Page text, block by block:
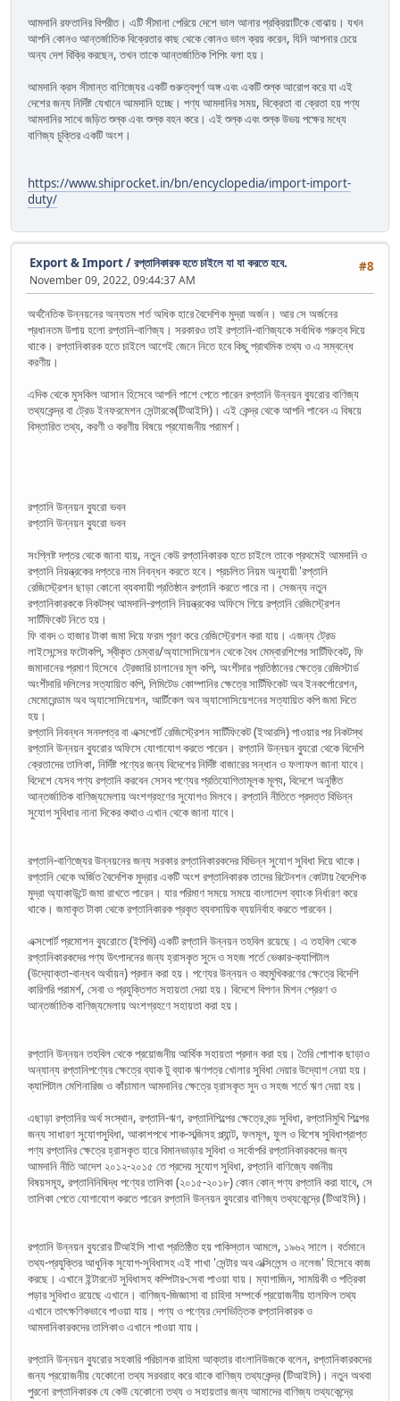
আমদানি রফতানির বিপরীত। এটি সীমানা পেরিয়ে দেশে ভাল আনার প্রক্রিয়াটিকে বোঝায়। যখন
আপনি কোনও আন্তর্জাতিক বিক্রেতার কাছ থেকে কোনও ভাল ক্রয় করেন, যিনি আপনার চেয়ে
অন্য দেশ বিক্রি করছেন, তখন তাকে আন্তর্জাতিক শিপিং বলা হয়।
আমদানি ক্রস সীমান্ত বাণিজ্যের একটি গুরুত্বপূর্ণ অঙ্গ এবং একটি শুল্ক আরোপ করে যা এই
দেশের জন্য নির্দিষ্ট যেখানে আমদানি হচ্ছে। পণ্য আমদানির সময়, বিক্রেতা বা ক্রেতা হয় পণ্য
আমদানির সাথে জড়িত শুল্ক এবং শুল্ক বহন করে। এই শুল্ক এবং শুল্ক উভয় পক্ষের মধ্যে
বাণিজ্য চুক্তির একটি অংশ।
https://www.shiprocket.in/bn/encyclopedia/import-import-
duty/
#8
Export & Import/রপ্তানিকারক হতে চাইলে যা যা করতে হবে.
November 09, 2022, 09:44:37 AM
অর্থনৈতিক উন্নয়নের অন্যতম শর্ত অধিক হারে বৈদেশিক মুদ্রা অর্জন। আর সে অর্জনের
প্রধানতম উপায় হলো রপ্তানি-বাণিজ্য। সরকারও তাই রপ্তানি-বাণিজ্যকে সর্বাধিক গরুত্ব দিয়ে
থাকে। রপ্তানিকারক হতে চাইলে আগেই জেনে নিতে হবে কিছু প্রাথমিক তথ্য ও এ সম্বন্ধে
করণীয়।
এদিক থেকে মুসকিল আসান হিসেবে আপনি পাশে পেতে পারেন রপ্তানি উন্নয়ন ব্যুরোর বাণিজ্য
তথ্যকেন্দ্র বা ট্রেড ইনফরমেশন সেন্টারকে(টিআইসি)। এই কেন্দ্র থেকে আপনি পাবেন এ বিষয়ে
বিস্তারিত তথ্য, করণী ও করণীয় বিষয়ে প্রযোজনীয় পরামর্শ।
রপ্তানি উন্নয়ন ব্যুরো ভবন
রপ্তানি উন্নয়ন ব্যুরো ভবন
সংশ্লিষ্ট দপ্তর থেকে জানা যায়, নতুন কেউ রপ্তানিকারক হতে চাইলে তাকে প্রথমেই আমদানি ও
রপ্তানি নিয়ন্ত্রকের দপ্তরে নাম নিবন্ধন করতে হবে। প্রচলিত নিয়ম অনুযায়ী 'রপ্তানি
রেজিস্ট্রেশন ছাড়া কোনো ব্যবসায়ী প্রতিষ্ঠান রপ্তানি করতে পারে না। সেজন্য নতুন
রপ্তানিকারককে নিকটস্থ আমদানি-রপ্তানি নিয়ন্ত্রকের অফিসে গিয়ে রপ্তানি রেজিস্ট্রেশন
সার্টিফিকেট নিতে হয়।
ফি বাবদ ৩ হাজার টাকা জমা দিয়ে ফরম পূরণ করে রেজিস্ট্রেশন করা যায়। এজন্য ট্রেড
লাইসেন্সের ফটোকপি, স্বীকৃত চেম্বার/অ্যাসোসিয়েশন থেকে বৈধ মেম্বারশিপের সার্টিফিকেট, ফি
জমাদানের প্রমাণ হিসেবে ট্রেজারি চালানের মূল কপি, অংশীদার প্রতিষ্ঠানের ক্ষেত্রে রেজিস্টার্ড
অংশীদারি দলিলের সত্যায়িত কপি, লিমিটেড কোম্পানির ক্ষেত্রে সার্টিফিকেট অব ইনকর্পোরেশন,
মেমোরেন্ডাম অব অ্যাসোসিয়েশন, আর্টিকেল অব অ্যাসোসিয়েশনের সত্যায়িত কপি জমা দিতে
হয়।
রপ্তানি নিবন্ধন সনদপত্র বা এক্সপোর্ট রেজিস্ট্রেশন সার্টিফিকেট (ইআরসি) পাওয়ার পর নিকটস্থ
রপ্তানি উন্নয়ন ব্যুরোর অফিসে যোগাযোগ করতে পারেন। রপ্তানি উন্নয়ন ব্যুরো থেকে বিদেশি
ক্রেতাদের তালিকা, নির্দিষ্ট পণ্যের জন্য বিদেশের নির্দিষ্ট বাজারের সন্ধান ও ফলাফল জানা যাবে।
বিদেশে যেসব পণ্য রপ্তানি করবেন সেসব পণ্যের প্রতিযোগিতামূলক মূল্য, বিদেশে অনুষ্ঠিত
আন্তর্জাতিক বাণিজ্যমেলায় অংশগ্রহণের সুযোগও মিলবে। রপ্তানি নীতিতে প্রদত্ত বিভিন্ন
সুযোগ সুবিধার নানা দিকের কথাও এখান থেকে জানা যাবে।
রপ্তানি-বাণিজ্যের উন্নয়নের জন্য সরকার রপ্তানিকারকদের বিভিন্ন সুযোগ সুবিধা দিয়ে থাকে।
রপ্তানি থেকে অর্জিত বৈদেশিক মুদ্রার একটি অংশ রপ্তানিকারক তাদের রিটেনশন কোটায় বৈদেশিক
মুদ্রা অ্যাকাউন্টে জমা রাখতে পারেন। যার পরিমাণ সময়ে সময়ে বাংলাদেশ ব্যাংক নির্ধারণ করে
থাকে। জমাকৃত টাকা থেকে রপ্তানিকারক প্রকৃত ব্যবসায়িক ব্যয়নির্বাহ করতে পারবেন।
এক্সপোর্ট প্রমোশন ব্যুরোতে (ইপিবি) একটি রপ্তানি উন্নয়ন তহবিল রয়েছে। এ তহবিল থেকে
রপ্তানিকারকদের পণ্য উৎপাদনের জন্য হ্রাসকৃত সুদে ও সহজ শর্তে ভেঞ্চার-ক্যাপিটাল
(উদ্যোক্তা-বান্ধব অর্থায়ন) প্রদান করা হয়। পণ্যের উন্নয়ন ও বহুমুখিকরণের ক্ষেত্রে বিদেশি
কারিগরি পরামর্শ, সেবা ও প্রযুক্তিগত সহায়তা দেয়া হয়। বিদেশে বিপণন মিশন প্রেরণ ও
আন্তর্জাতিক বাণিজ্যমেলায় অংশগ্রহণে সহায়তা করা হয়।
রপ্তানি উন্নয়ন তহবিল থেকে প্রয়োজনীয় আর্থিক সহায়তা প্রদান করা হয়। তৈরি পোশাক ছাড়াও
অন্যান্য রপ্তানিপণ্যের ক্ষেত্রে ব্যাক টু ব্যাক ঋণপত্র খোলার সুবিধা দেয়ার উদ্যোগ নেয়া হয়।
ক্যাপিটাল মেশিনারিজ ও কাঁচামাল আমদানির ক্ষেত্রে হ্রাসকৃত সুদ ও সহজ শর্তে ঋণ দেয়া হয়।
এছাড়া রপ্তানির অর্থ সংস্থান, রপ্তানি-ঋণ, রপ্তানিশিল্পের ক্ষেত্রে বন্ড সুবিধা, রপ্তানিমুখি শিল্পের
জন্য সাধারণ সুযোগসুবিধা, আকাশপথে শাক-সব্জিসহ প্ল্যান্ট, ফলমূল, ফুল ও বিশেষ সুবিধাপ্রাপ্ত
পণ্য রপ্তানির ক্ষেত্রে হ্রাসকৃত হারে বিমানভাড়ার সুবিধা ও সর্বোপরি রপ্তানিকারকদের জন্য
আমদানি নীতি আদেশ ২০১২-২০১৫ তে প্রদেয় সুযোগ সুবিধা, রপ্তানি বাণিজ্যে বর্জনীয়
বিষয়সমূহ, রপ্তানিনিষিদ্ধ পণ্যের তালিকা (২০১৫-২০১৮) কোন কোন্ পণ্য রপ্তানি করা যাবে, সে
তালিকা পেতে যোগাযোগ করতে পারেন রপ্তানি উন্নয়ন ব্যুরোর বাণিজ্য তথ্যকেন্দ্রে (টিআইসি)।
রপ্তানি উন্নয়ন ব্যুরোর টিআইসি শাখা প্রতিষ্ঠিত হয় পাকিস্তান আমলে, ১৯৬২ সালে। বর্তমানে
তথ্য-প্রযুক্তির আধুনিক সুযোগ-সুবিধাসহ এই শাখা 'সেন্টার অব এক্সিলেন্স ও নলেজ' হিসেবে কাজ
করছে। এখানে ইন্টারনেট সুবিধাসহ কম্পিটার-সেবা পাওয়া যায়। ম্যাগাজিন, সাময়িকী ও পত্রিকা
পড়ার সুবিধাও রয়েছে এখানে। বাণিজ্য-জিজ্ঞাসা বা চাহিদা সম্পর্কে প্রয়োজনীয় হালফিল তথ্য
এখানে তাৎক্ষণিকভাবে পাওয়া যায়। পণ্য ও পণ্যের দেশভিত্তিক রপ্তানিকারক ও
আমদানিকারকদের তালিকাও এখানে পাওয়া যায়।
রপ্তানি উন্নয়ন ব্যুরোর সহকারি পরিচালক রাহিমা আক্তার বাংলানিউজকে বলেন, রপ্তানিকারকদের
জন্য প্রয়োজনীয় যেকোনো তথ্য সরবরাহ করে থাকে বাণিজ্য তথ্যকেন্দ্র (টিআইসি)। নতুন অথবা
পুরনো রপ্তানিকারক যে কেউ যেকোনো তথ্য ও সহায়তার জন্য আমাদের বাণিজ্য তথ্যকেন্দ্রে